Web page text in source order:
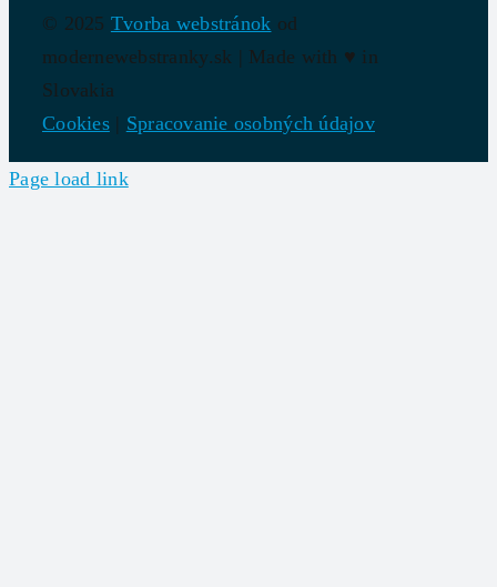
© 2025 Tvorba webstránok od
modernewebstranky.sk | Made with ♥ in
Slovakia
Cookies | Spracovanie osobných údajov
Page load link